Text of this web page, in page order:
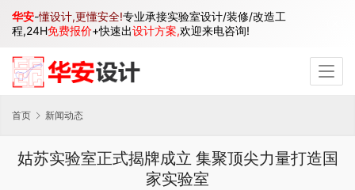
首页 新闻动态
姑苏实验室正式揭牌成立 集聚顶尖力量打造国
家实验室
华安-懂设计,更懂安全!专业承接实验室设计/装修/改造工
程,24H免费报价+快速出设计方案,欢迎来电咨询!